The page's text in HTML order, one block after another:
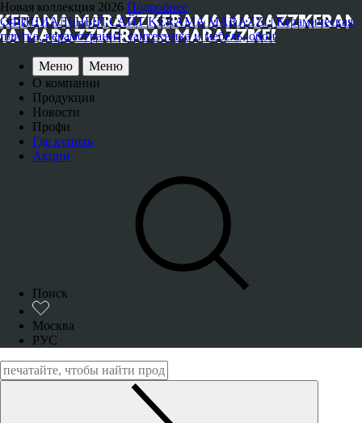
Новая коллекция 2026 Подробнее
ОФИЦИАЛЬНЫЙ САЙТ KERAMA MARAZZI | Керамическая
плитка, керамогранит, сантехника и мебель, обои
Меню
Меню
О компании
Продукция
Новости
Профи
Где купить
Акции
Поиск
Москва
РУС